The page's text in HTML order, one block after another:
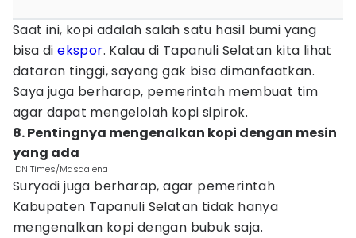
Saat ini, kopi adalah salah satu hasil bumi yang
bisa diekspor. Kalau di Tapanuli Selatan kita lihat
dataran tinggi, sayang gak bisa dimanfaatkan.
Saya juga berharap, pemerintah membuat tim
agar dapat mengelolah kopi sipirok.
8. Pentingnya mengenalkan kopi dengan mesin
yang ada
IDN Times/Masdalena
Suryadi juga berharap, agar pemerintah
Kabupaten Tapanuli Selatan tidak hanya
mengenalkan kopi dengan bubuk saja.